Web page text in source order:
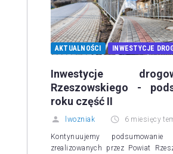
AKTUALNOŚCI INWESTYCJE
Inwestycje
Rzeszowskiego -
roku część II
lwozniak 6 miesięcy
Kontynuujemy
zrealizowanych przez Powiat